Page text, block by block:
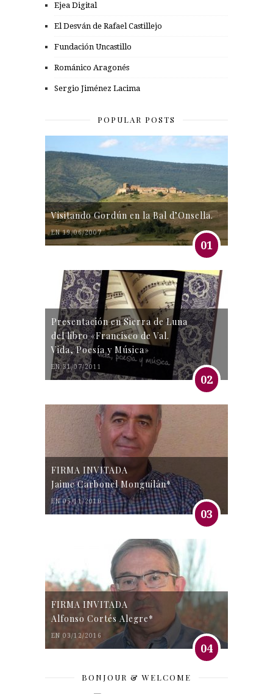
Ejea Digital
El Desván de Rafael Castillejo
Fundación Uncastillo
Románico Aragonés
Sergio Jiménez Lacima
POPULAR POSTS
Visitando Gordún en la Bal d’Onsella.
EN 19/06/2007
01
Presentación en Sierra de Luna
del libro «Francisco de Val.
Vida, Poesía y Música»
EN 31/07/2011
02
FIRMA INVITADA
Jaime Carbonel Monguilán*
EN 05/11/2016
03
FIRMA INVITADA
Alfonso Cortés Alegre*
EN 03/12/2016
04
BONJOUR & WELCOME